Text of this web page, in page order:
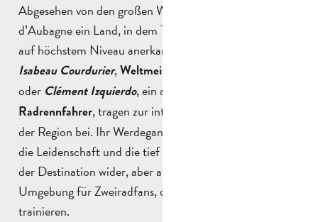
Abgesehen von den großen Wettkämpfen ist das Pays
d’Aubagne ein Land, in dem Talente heranwachsen, die
auf höchstem Niveau anerkannt werden. Athleten wie
Isabeau Courdurier,Weltmeisterin im Enduro-Rennen
oder Clément Izquierdo, ein aus Aubagne stammender
Radrennfahrer, tragen zur internationalen Ausstrahlung
der Region bei. Ihr Werdegang spiegelt das Engagement,
die Leidenschaft und die tief verwurzelte Fahrradkultur
der Destination wider, aber auch die außergewöhnliche
Umgebung für Zweiradfans, die in unserer Umgebung
trainieren.